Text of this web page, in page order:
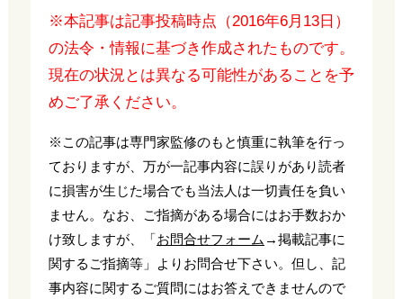
※本記事は記事投稿時点（2016年6月13日）
の法令・情報に基づき作成されたものです。
現在の状況とは異なる可能性があることを予
めご了承ください。
※この記事は専門家監修のもと慎重に執筆を行っ
ておりますが、万が一記事内容に誤りがあり読者
に損害が生じた場合でも当法人は一切責任を負い
ません。なお、ご指摘がある場合にはお手数おか
け致しますが、「お問合せフォーム →掲載記事に
関するご指摘等」よりお問合せ下さい。但し、記
事内容に関するご質問にはお答えできませんので